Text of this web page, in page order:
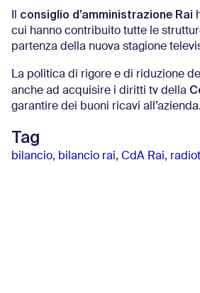
consiglio d’amministrazione Rai
cui hanno contribuito tutte le
partenza della nuova stagione
La politica di rigore e di riduzione
anche ad acquisire i diritti tv della
garantire dei buoni ricavi all’azienda.
Tag
bilancio, bilancio rai, CdA Rai,